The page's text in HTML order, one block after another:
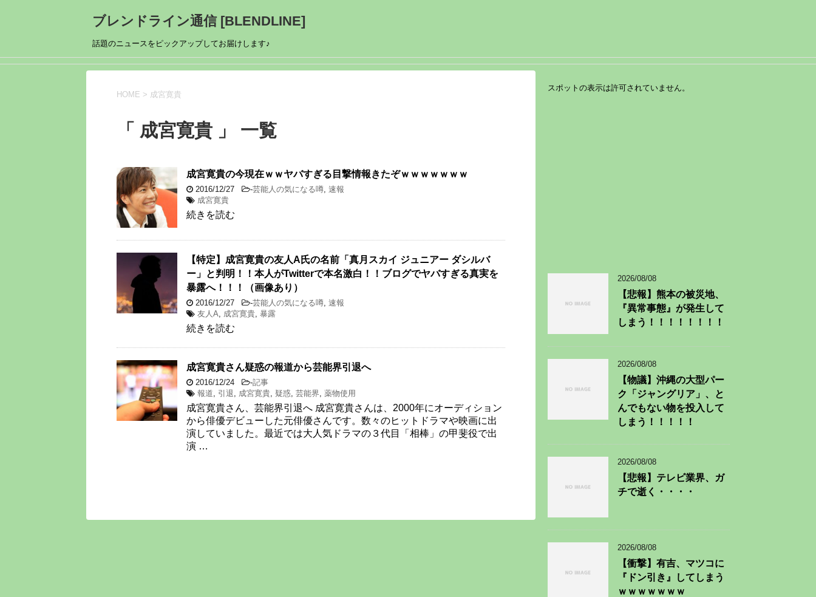
ブレンドライン通信 [BLENDLINE]
話題のニュースをピックアップしてお届けします♪
HOME > 成宮寛貴
「 成宮寛貴 」 一覧
成宮寛貴の今現在ｗｗヤバすぎる目撃情報きたぞｗｗｗｗｗｗｗ
2016/12/27 -芸能人の気になる噂, 速報
成宮寛貴
続きを読む
【特定】成宮寛貴の友人A氏の名前「真月スカイ ジュニアー ダシルバ
ー」と判明！！本人がTwitterで本名激白！！ブログでヤバすぎる真実を
暴露へ！！！（画像あり）
2016/12/27 -芸能人の気になる噂, 速報
友人A, 成宮寛貴, 暴露
続きを読む
成宮寛貴さん疑惑の報道から芸能界引退へ
2016/12/24 -記事
報道, 引退, 成宮寛貴, 疑惑, 芸能界, 薬物使用
成宮寛貴さん、芸能界引退へ 成宮寛貴さんは、2000年にオーディション
から俳優デビューした元俳優さんです。数々のヒットドラマや映画に出
演していました。最近では大人気ドラマの３代目「相棒」の甲斐役で出
演 …
2026/08/08
【悲報】熊本の被災地、
『異常事態』が発生して
しまう！！！！！！！！
2026/08/08
【物議】沖縄の大型パー
ク「ジャングリア」、と
んでもない物を投入して
しまう！！！！！
2026/08/08
【悲報】テレビ業界、ガ
チで逝く・・・・
2026/08/08
【衝撃】有吉、マツコに
『ドン引き』してしまう
ｗｗｗｗｗｗｗ